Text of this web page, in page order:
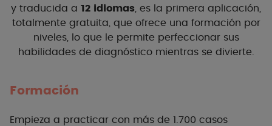
y traducida a 12 idiomas , es la primera aplicación,
totalmente gratuita, que ofrece una formación por
niveles, lo que le permite perfeccionar sus
habilidades de diagnóstico mientras se divierte.
Formación
Empieza a practicar con más de 1.700 casos